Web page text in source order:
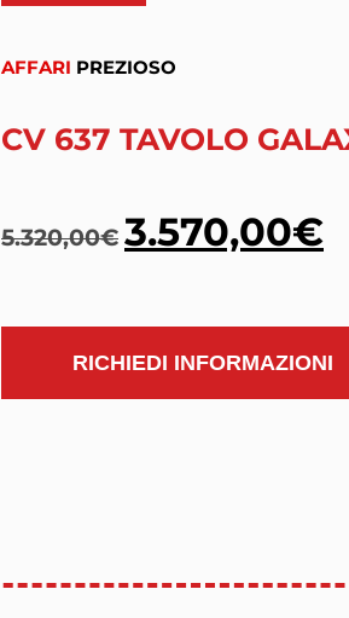
AFFARI PREZIOSO
CV 637 TAVOLO
5.320,00€ 3.570,00€
RICHIEDI INFORMAZIONI